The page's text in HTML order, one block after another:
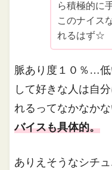
ら積極的に
このナイス
れるはず☆
脈あり度１０％…
して好きな人は自
れるってなかなか
バイスも具体的。
ありえそうなシチ